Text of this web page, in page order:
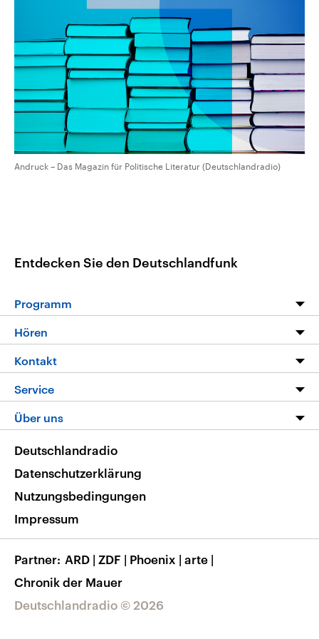
aktuelle Weltgeschehen.
Diese wird wie die
Libanon vom Iran
Sendungen Programm Podcasts
Audio-Archiv
Andruck – Das Magazin für Politische Literatur (Deutschlandradio)
Entdecken Sie den Deutschlandfunk
Programm
Programm
Die Nachrichten
Nachrichtenleicht
Neue Beiträge auf dlf.de
Hören
Livestream
Podcasts
Deutschlandfunk App
Nachrichten App
Frequenzen
Kontakt
Hörerservice
Service
FAQ
Veranstaltungen
Musikliste
RSS
Über uns
Barrierefreiheit
Deutschlandradio © 2026
Deutschlandradio
Datenschutzerklärung
Nutzungsbedingungen
Impressum
Partner ARD | ZDF | Phoenix | arte |
Chronik der Mauer